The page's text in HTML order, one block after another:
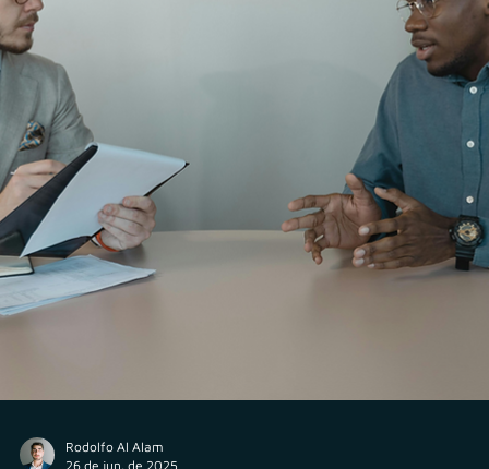
Rodolfo Al Alam
30 de jun. de 2025
Consultor CVM
LUMEN Investimentos: mais uma consultoria de
investimentos estruturada com apoio da Veritas